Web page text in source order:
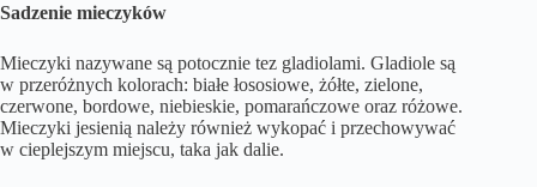
Sadzenie mieczyków
Mieczyki nazywane są potocznie tez gladiolami. Gladiole są
w przeróżnych kolorach: białe łososiowe, żółte, zielone,
czerwone, bordowe, niebieskie, pomarańczowe oraz różowe.
Mieczyki jesienią należy również wykopać i przechowywać
w cieplejszym miejscu, taka jak dalie.